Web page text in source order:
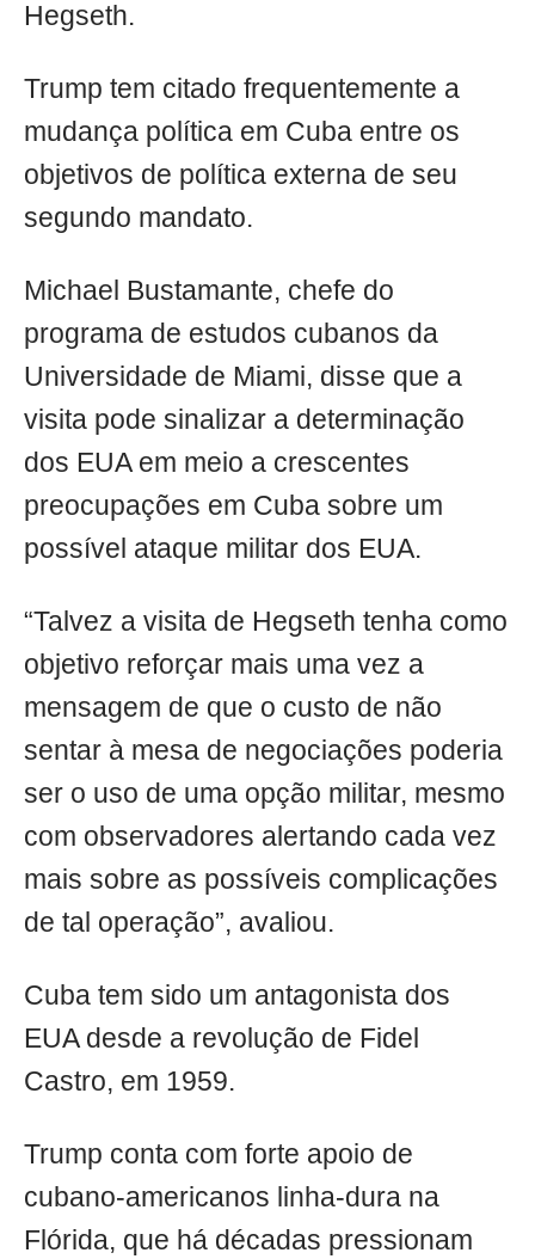
Hegseth.
Trump tem citado frequentemente a
mudança política em Cuba entre os
objetivos de política externa de seu
segundo mandato.
Michael Bustamante, chefe do
programa de estudos cubanos da
Universidade de Miami, disse que a
visita pode sinalizar a determinação
dos EUA em meio a crescentes
preocupações em Cuba sobre um
possível ataque militar dos EUA.
“Talvez a visita de Hegseth tenha como
objetivo reforçar mais uma vez a
mensagem de que o custo de não
sentar à mesa de negociações poderia
ser o uso de uma opção militar, mesmo
com observadores alertando cada vez
mais sobre as possíveis complicações
de tal operação”, avaliou.
Cuba tem sido um antagonista dos
EUA desde a revolução de Fidel
Castro, em 1959.
Trump conta com forte apoio de
cubano-americanos linha-dura na
Flórida, que há décadas pressionam